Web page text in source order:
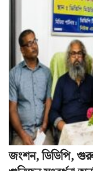
জংশন, ডিডিপি,